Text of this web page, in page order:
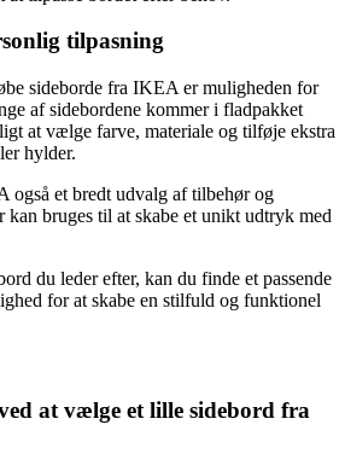
tilpasning
sideborde fra IKEA er muligheden for
af sidebordene kommer i fladpakket
at vælge farve, materiale og tilføje ekstra
hylder.
også et bredt udvalg af tilbehør og
kan bruges til at skabe et unikt udtryk med
du leder efter, kan du finde et passende
for at skabe en stilfuld og funktionel
at vælge et lille sidebord fra